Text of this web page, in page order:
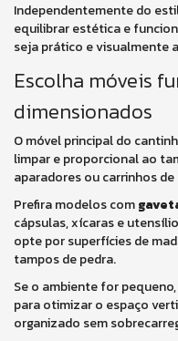
Independentemente do
equilibrar estética e
seja prático e visualmente
Escolha móveis
dimensionados
O móvel principal do
limpar e proporcional ao
aparadores ou carrinhos
Prefira modelos com
cápsulas, xícaras e
opte por superfícies de
tampos de pedra.
Se o ambiente for
para otimizar o espaço
organizado sem